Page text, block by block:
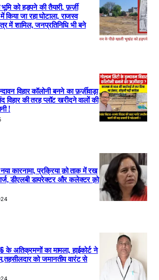
को हड़पने की तैयारी, फ़र्ज़ी
जा रहा घोटाला, राजस्व
में शामिल, जनप्रतिनिधि भी बने
विहार कॉलोनी बनने का फ़र्ज़ीवाड़ा
विहार की तरह प्लॉट खरीदने वालों की
!
कारनामा, प्रक्रिया क़ो ताक में रख
डीएलबी डायरेक्टर और कलेक्टर क़ो
अतिक्रमणों का मामला, हाईकोर्ट ने
को जमानतीय वारंट से